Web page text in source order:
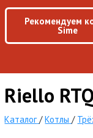
Рекомендуем
Sime
Riello
Каталог /Котлы /